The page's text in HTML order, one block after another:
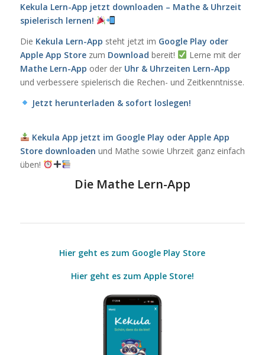
Kekula Lern-App jetzt downloaden – Mathe & Uhrzeit
spielerisch lernen!
Die Kekula Lern-App steht jetzt im Google Play oder
Apple App Storezum Download bereit!
Lerne mit der
Mathe Lern-App oder der Uhr & Uhrzeiten Lern-App
und verbessere spielerisch die Rechen- und Zeitkenntnisse.
Jetzt herunterladen & sofort loslegen!
Kekula App jetzt im Google Play oder Apple App
Store downloaden und Mathe sowie Uhrzeit ganz einfach
üben!
Die Mathe Lern-App
Hier geht es zum Google Play Store
Hier geht es zum Apple Store!